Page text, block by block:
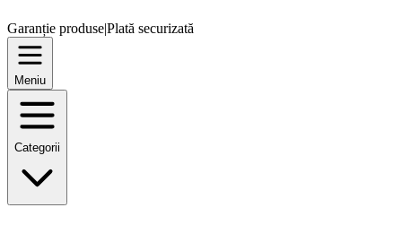
Garanție produse|Plată securizată
Meniu
Categorii